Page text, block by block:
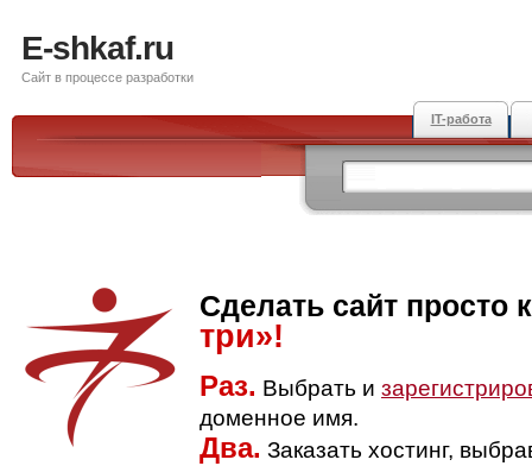
E-shkaf.ru
Сайт в процессе разработки
IT-работа
Сделать сайт просто
три»!
Раз. Выбрать и
доменное имя.
Два. Заказать хостинг,